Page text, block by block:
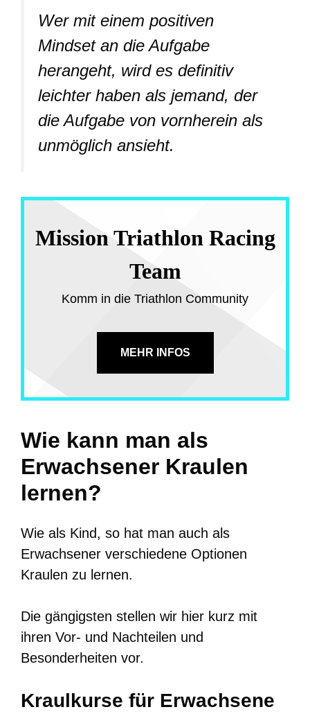
Wer mit einem positiven
Mindset an die Aufgabe
herangeht, wird es definitiv
leichter haben als jemand, der
die Aufgabe von vornherein als
unmöglich ansieht.
Mission Triathlon Racing
Team
Komm in die Triathlon Community
MEHR INFOS
Wie kann man als
Erwachsener Kraulen
lernen?
Wie als Kind, so hat man auch als
Erwachsener verschiedene Optionen
Kraulen zu lernen.
Die gängigsten stellen wir hier kurz mit
ihren Vor- und Nachteilen und
Besonderheiten vor.
Kraulkurse für Erwachsene